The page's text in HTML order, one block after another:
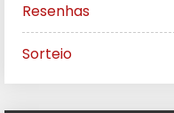
Resenhas
Sorteio